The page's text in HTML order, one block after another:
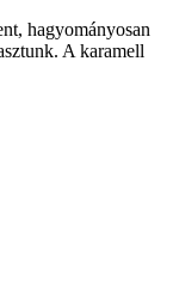
hagyományosan
A karamell